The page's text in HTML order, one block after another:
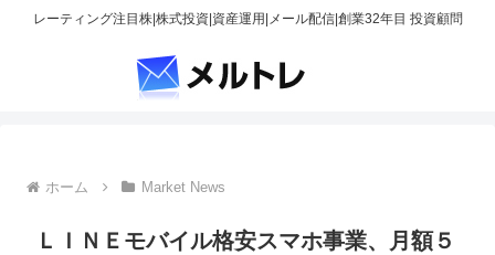
レーティング注目株|株式投資|資産運用|メール配信|創業32年目 投資顧問
ホーム Market News
ＬＩＮＥモバイル格安スマホ事業、月額５